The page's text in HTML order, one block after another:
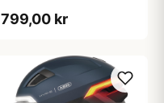
799,00 kr